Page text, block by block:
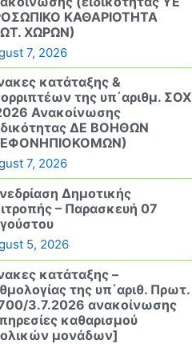
ΚΑΘΑΡΙΟΤΗΤΑ
ΧΩΡΩΝ)
7, 2026
κατάταξης &
της υπ΄αριθμ. ΣΟΧ
Ανακοίνωσης
ΔΕ ΒΟΗΘΩΝ
7, 2026
Δημοτικής
– Παρασκευή 07
5, 2026
κατάταξης –
της υπ΄αριθ. Πρωτ.
3.7.2026 ανακοίνωσης
καθαρισμού
μονάδων]